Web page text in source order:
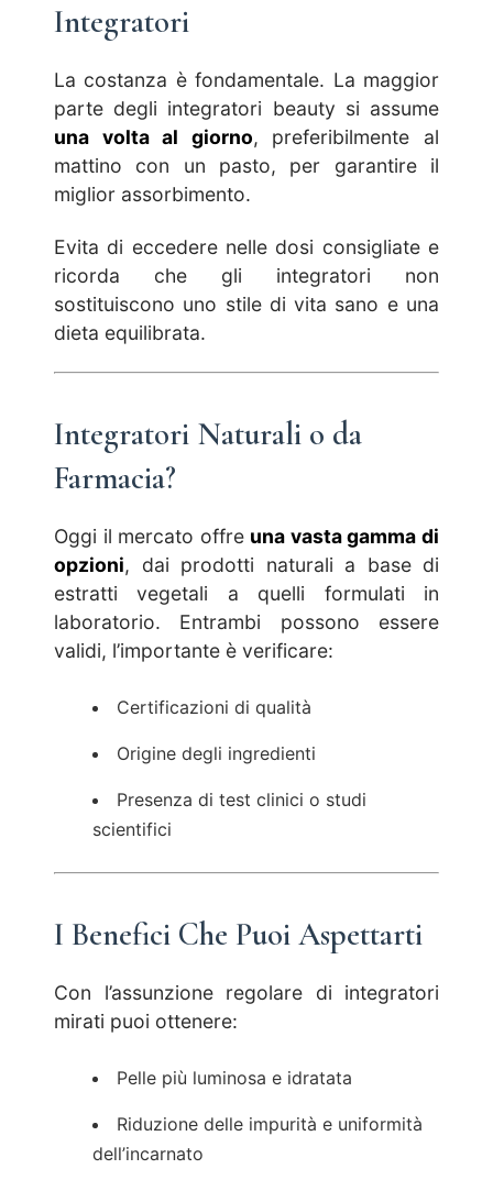
Integratori
La costanza è fondamentale. La maggior
parte degli integratori beauty si assume
una volta al giorno, preferibilmente al
mattino con un pasto, per garantire il
miglior assorbimento.
Evita di eccedere nelle dosi consigliate e
ricorda che gli integratori non
sostituiscono uno stile di vita sano e una
dieta equilibrata.
Integratori Naturali o da
Farmacia?
Oggi il mercato offre una vasta gamma di
opzioni, dai prodotti naturali a base di
estratti vegetali a quelli formulati in
laboratorio. Entrambi possono essere
validi, l’importante è verificare:
Certificazioni di qualità
Origine degli ingredienti
Presenza di test clinici o studi
scientifici
I Benefici Che Puoi Aspettarti
Con l’assunzione regolare di integratori
mirati puoi ottenere:
Pelle più luminosa e idratata
Riduzione delle impurità e uniformità
dell’incarnato